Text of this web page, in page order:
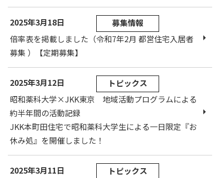
2025年3月18日
募集情報
倍率表を掲載しました（令和7年2月 都営住宅入居者
募集 ）【定期募集】
2025年3月12日
トピックス
昭和薬科大学×JKK東京 地域活動プログラムによる
約半年間の活動記録
JKK本町田住宅で昭和薬科大学生による一日限定『お
休み処』を開催しました！
2025年3月11日
トピックス